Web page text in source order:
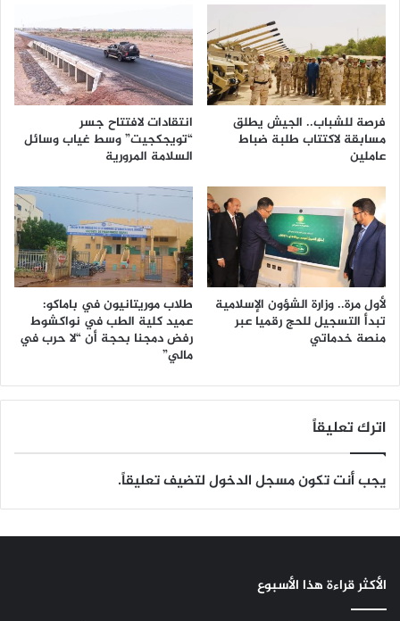
فرصة للشباب.. الجيش يطلق
مسابقة لاكتتاب طلبة ضباط
عاملين
انتقادات لافتتاح جسر
“تويجكجيت” وسط غياب وسائل
السلامة المرورية
لأول مرة.. وزارة الشؤون الإسلامية
تبدأ التسجيل للحج رقميا عبر
منصة خدماتي
طلاب موريتانيون في باماكو:
عميد كلية الطب في نواكشوط
رفض دمجنا بحجة أن “لا حرب في
مالي”
اترك تعليقاً
يجب أنت تكونمسجل الدخوللتضيف تعليقاً.
الأكثر قراءة هذا الأسبوع